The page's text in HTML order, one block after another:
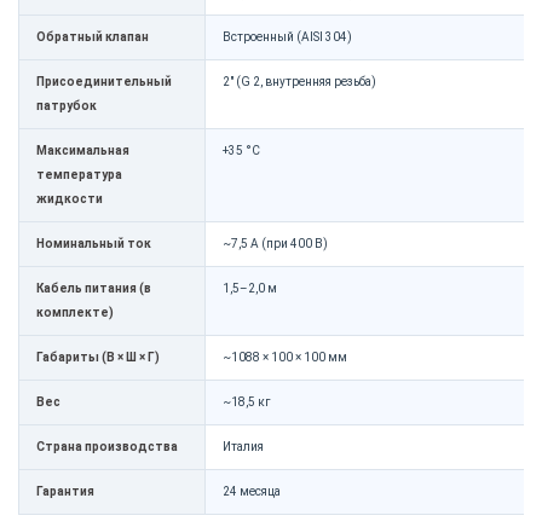
Обратный клапан Встроенный (AISI 304)
Присоединительный
патрубок
2" (G 2, внутренняя резьба)
Максимальная
температура
жидкости
+35 °C
Номинальный ток ~7,5 А (при 400 В)
Кабель питания (в
комплекте)
1,5–2,0 м
Габариты (В × Ш × Г) ~1088 × 100 × 100 мм
Вес ~18,5 кг
Страна производства Италия
Гарантия 24 месяца